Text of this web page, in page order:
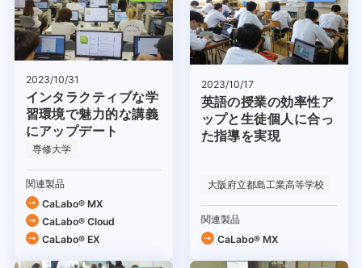
2023/10/31
インタラクティブな学
習環境で魅力的な講義
にアップデート
専修大学
関連製品
CaLabo® MX
CaLabo®︎ Cloud
CaLabo® EX
2023/10/17
英語の授業の効率性ア
ップと生徒個人に合っ
た指導を実現
大阪府立都島工業高等学校
関連製品
CaLabo® MX